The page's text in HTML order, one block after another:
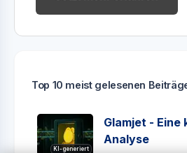
Top 10 meist gelesenen
KI-generiert
Glamjet - Eine
Analyse